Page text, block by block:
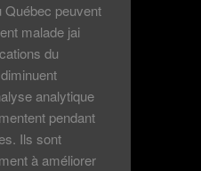
Québec peuvent
malade jai
du
analytique
pendant
Ils sont
à améliorer